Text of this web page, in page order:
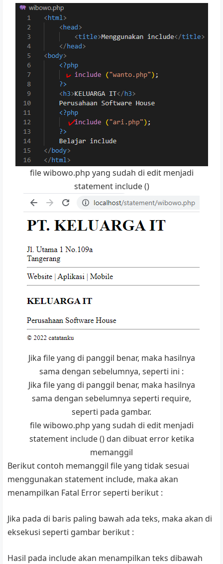
file wibowo.php yang sudah di edit menjadi
statement include ()
Jika file yang di panggil benar, maka hasilnya
sama dengan sebelumnya, seperti ini :
Jika file yang di panggil benar, maka hasilnya
sama dengan sebelumnya seperti require,
seperti pada gambar.
file wibowo.php yang sudah di edit menjadi
statement include () dan dibuat error ketika
memanggil
Berikut contoh memanggil file yang tidak sesuai
menggunakan statement include, maka akan
menampilkan Fatal Error seperti berikut :
Jika pada di baris paling bawah ada teks, maka akan di
eksekusi seperti gambar berikut :
Hasil pada include akan menampilkan teks dibawah